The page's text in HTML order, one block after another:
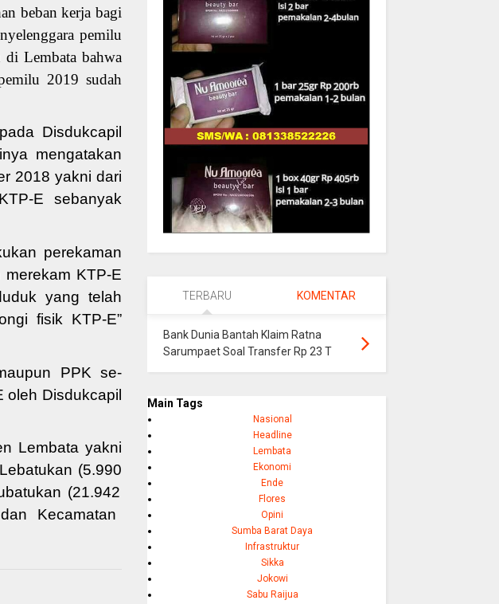
beban kerja bagi
pemilu
di Lembata bahwa
2019 sudah
pada Disdukcapil
mengatakan
2018 yaknidari
KTP-E sebanyak
perekaman
merekam KTP-E
yang telah
fisik KTP-E”
PPK se-
oleh Disdukcapil
Lembata yakni
(5.990
(21.942
Kecamatan
TERBARU KOMENTAR
Bank Dunia Bantah Klaim Ratna
Sarumpaet Soal Transfer Rp 23 T
Main Tags
Nasional
Headline
Lembata
Ekonomi
Ende
Flores
Opini
Sumba Barat Daya
Infrastruktur
Sikka
Jokowi
Sabu Raijua